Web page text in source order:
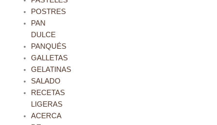
POSTRES
PAN
DULCE
PANQUÉS
GALLETAS
GELATINAS
SALADO
RECETAS
LIGERAS
ACERCA